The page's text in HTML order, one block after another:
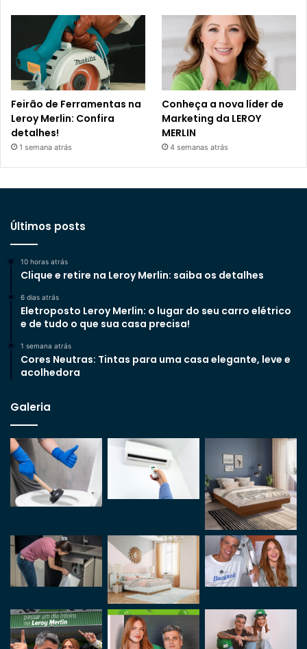
Feirão de Ferramentas na
Leroy Merlin: Confira
detalhes!
1 semana atrás
Conheça a nova líder de
Marketing da LEROY
MERLIN
4 semanas atrás
Últimos posts
10 horas atrás
Clique e retire na Leroy Merlin: saiba os detalhes
6 dias atrás
Eletroposto Leroy Merlin: o lugar do seu carro elétrico
e de tudo o que sua casa precisa!
1 semana atrás
Cores Neutras: Tintas para uma casa elegante, leve e
acolhedora
Galeria